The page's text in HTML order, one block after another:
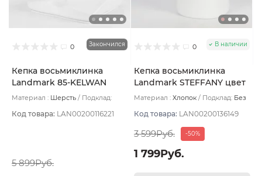
0 Закончился
Кепка восьмиклинка
Landmark 85-KELWAN
цвет Черный угольный
Материал : Шерсть
Подклад:
Код товара: LAN00200116221
5 899Руб.
0 В наличии
Кепка восьмиклинка
Landmark STEFFANY цвет
Серый светлый размер 59
Материал : Хлопок Подклад: Без
Код товара: LAN00200136149
3 599Руб. -50%
1 799Руб.